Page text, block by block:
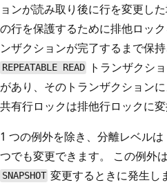
ョンが読み取り後に行を変更し
の行を保護するために排他ロッ
ンザクションが完了するまで保持
REPEATABLE READ
トランザクシ
があり、そのトランザクション
共有行ロックは排他行ロックに変
1 つの例外を除き、分離レベル
つでも変更できます。 この例外
SNAPSHOT 変更するときに発生し